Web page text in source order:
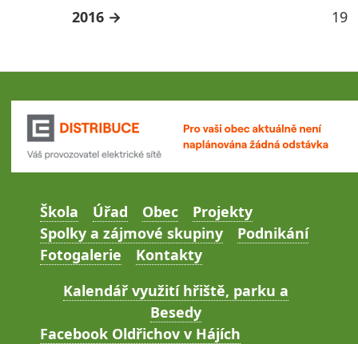
2016
19
Škola Úřad Obec
Projekty
Spolky a zájmové skupiny
Podnikání
Fotogalerie
Kontakty
Kalendář využití hřiště, parku a
Besedy
Facebook Oldřichov v Hájích